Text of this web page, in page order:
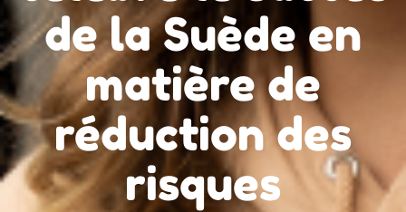
de la Suède en
matière de
réduction des
risques